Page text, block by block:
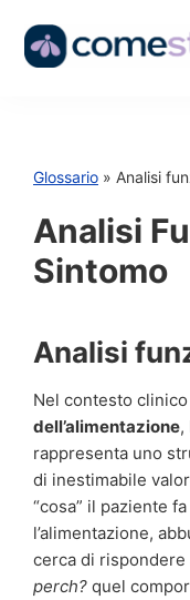
Glossario » Analisi
Analisi
Sintomo
Analisi
Nel contesto
dell’alimentazione,
rappresenta uno
di inestimabile
“cosa” il paziente
l’alimentazione,
cerca di rispondere
perch? quel